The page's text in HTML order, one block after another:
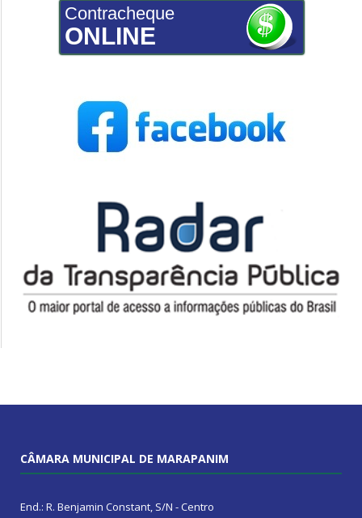
Contracheque
ONLINE
CÂMARA MUNICIPAL DE MARAPANIM
End.: R. Benjamin Constant, S/N - Centro